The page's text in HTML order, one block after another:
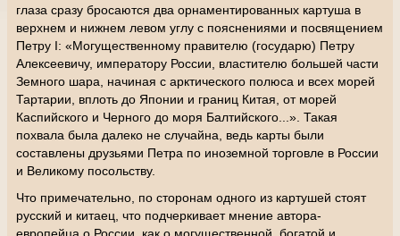
глаза сразу бросаются два орнаментированных картуша в
верхнем и нижнем левом углу с пояснениями и посвящением
Петру I: «Могущественному правителю (государю) Петру
Алексеевичу, императору России, властителю большей части
Земного шара, начиная с арктического полюса и всех морей
Тартарии, вплоть до Японии и границ Китая, от морей
Каспийского и Черного до моря Балтийского...». Такая
похвала была далеко не случайна, ведь карты были
составлены друзьями Петра по иноземной торговле в России
и Великому посольству.
Что примечательно, по сторонам одного из картушей стоят
русский и китаец, что подчеркивает мнение автора-